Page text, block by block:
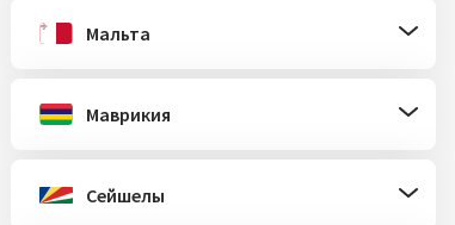
Мальта
Маврикия
Сейшелы